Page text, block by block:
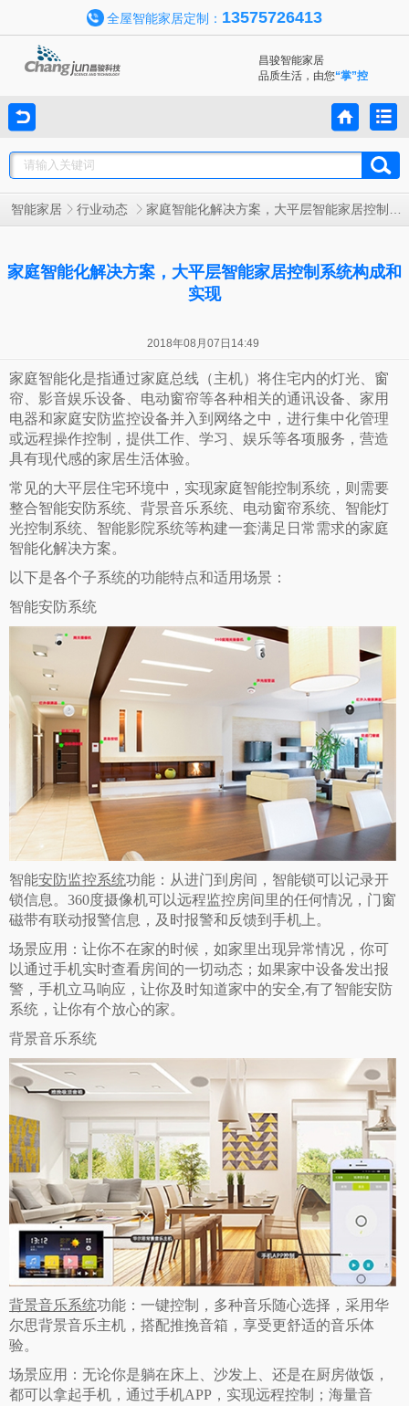
全屋智能家居定制： 13575726413
昌骏智能家居
品质生活，由您“掌”控
智能家居 行业动态 家庭智能化解决方案，大平层智能家居控制系统构成和实现
家庭智能化解决方案，大平层智能家居控制系统构成和
实现
2018年08月07日14:49
家庭智能化是指通过家庭总线（主机）将住宅内的灯光、窗
帘、影音娱乐设备、电动窗帘等各种相关的通讯设备、家用
电器和家庭安防监控设备并入到网络之中，进行集中化管理
或远程操作控制，提供工作、学习、娱乐等各项服务，营造
具有现代感的家居生活体验。
常见的大平层住宅环境中，实现家庭智能控制系统，则需要
整合智能安防系统、背景音乐系统、电动窗帘系统、智能灯
光控制系统、智能影院系统等构建一套满足日常需求的家庭
智能化解决方案。
以下是各个子系统的功能特点和适用场景：
智能安防系统
智能安防监控系统功能：从进门到房间，智能锁可以记录开
锁信息。360度摄像机可以远程监控房间里的任何情况，门窗
磁带有联动报警信息，及时报警和反馈到手机上。
场景应用：让你不在家的时候，如家里出现异常情况，你可
以通过手机实时查看房间的一切动态；如果家中设备发出报
警，手机立马响应，让你及时知道家中的安全,有了智能安防
系统，让你有个放心的家。
背景音乐系统
背景音乐系统功能：一键控制，多种音乐随心选择，采用华
尔思背景音乐主机，搭配推挽音箱，享受更舒适的音乐体
验。
场景应用：无论你是躺在床上、沙发上、还是在厨房做饭，
都可以拿起手机，通过手机APP，实现远程控制；海量音